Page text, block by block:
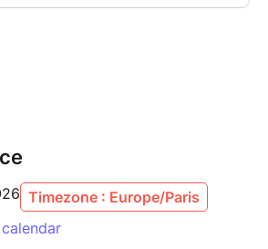
45 min de concert qui donne le LA,
and it's always a party.
masterful scatting and
songwriter is one of the most
the French vocal jazz scene.
Timezone : Europe/Paris